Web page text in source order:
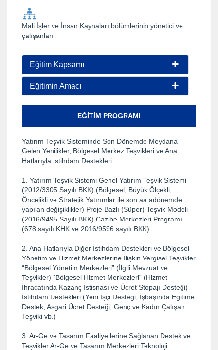
Mali İşler ve İnsan Kaynaları bölümlerinin yönetici ve
çalışanları
Eğitim Kapsamı
Eğitimin Amacı
EĞITIM PROGRAMI
Yatırım Teşvik Sisteminde Son Dönemde Meydana
Gelen Yenilikler, Bölgesel Merkez Teşvikleri ve Ana
Hatlarıyla İstihdam Destekleri
1. Yatırım Teşvik Sistemi Genel Yatırım Teşvik Sistemi
(2012/3305 Sayılı BKK) (Bölgesel, Büyük Ölçekli,
Öncelikli ve Stratejik Yatırımlar ile son aa adönemde
yapılan değişiklikler) Proje Bazlı (Süper) Teşvik Modeli
(2016/9495 Sayılı BKK) Cazibe Merkezleri Programı
(678 sayılı KHK ve 2016/9596 sayılı BKK)
2. Ana Hatlarıyla Diğer İstihdam Destekleri ve Bölgesel
Yönetim ve Hizmet Merkezlerine İlişkin Vergisel Teşvikler
“Bölgesel Yönetim Merkezleri” (İlgili Mevzuat ve
Teşvikler) “Bölgesel Hizmet Merkezleri” (Hizmet
İhracatında Kazanç İstisnası ve Ücret Stopajı Desteği)
İstihdam Destekleri (Yeni İşçi Desteği, İşbaşında Eğitime
Destek, Asgari Ücret Desteği, Genç ve Kadın Çalışan
Teşviki vb.)
3. Ar-Ge ve Tasarım Faaliyetlerine Sağlanan Destek ve
Teşvikler Ar-Ge ve Tasarım Merkezleri Teknoloji